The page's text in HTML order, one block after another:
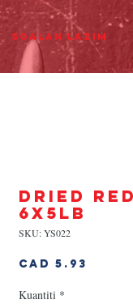
Soalan Lazim
DRIED
6x5lb
SKU: YS022
CAD 5.93
Kuantiti *